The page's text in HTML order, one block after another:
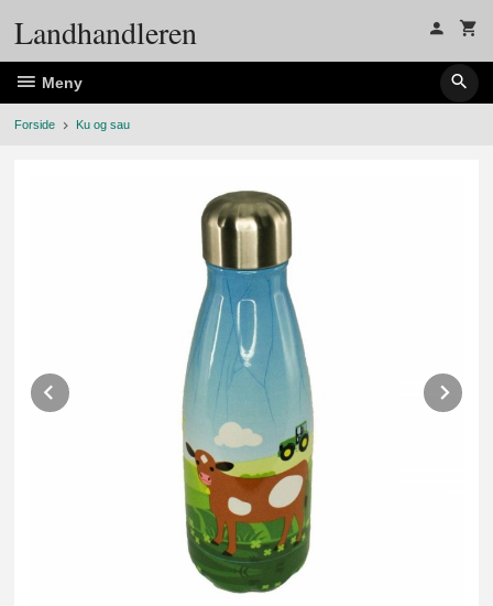
Landhandleren
Meny
Forside Ku og sau
Prev